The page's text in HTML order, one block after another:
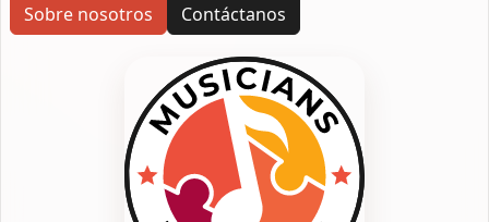
Sobre nosotros Contáctanos